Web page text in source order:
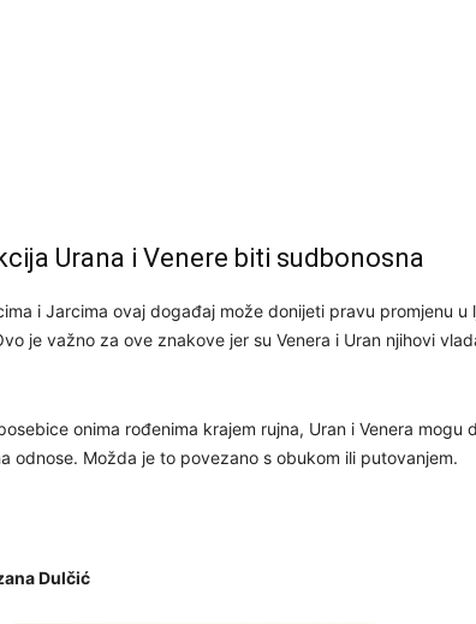
Urana i Venere biti sudbonosna
i Jarcima ovaj događaj može donijeti pravu promjenu u
je važno za ove znakove jer su Venera i Uran njihovi
onima rođenima krajem rujna, Uran i Venera mogu
odnose. Možda je to povezano s obukom ili putovanjem.
Dulčić